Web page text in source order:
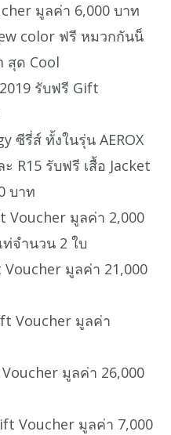
มูลค่า 6,000 บาท
color ฟรี หมวกกันน็
สุด Cool
รับฟรี Gift
ซีรี่ส์ ทั้งในรุ่น AEROX
ะ R15 รับฟรี เสื้อ Jacket
บาท
Voucher มูลค่า 2,000
จำนวน 2 ใบ
Voucher มูลค่า 21,000
Voucher มูลค่า
มูลค่า 26,000
Voucher มูลค่า 7,000